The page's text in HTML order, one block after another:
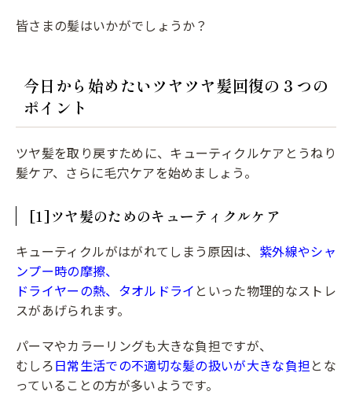
皆さまの髪はいかがでしょうか？
今日から始めたいツヤツヤ髪回復の３つの
ポイント
ツヤ髪を取り戻すために、キューティクルケアとうねり
髪ケア、さらに毛穴ケアを始めましょう。
[1]ツヤ髪のためのキューティクルケア
キューティクルがはがれてしまう原因は、 紫外線やシャ
ンプー時の摩擦、
ドライヤーの熱、タオルドライ といった物理的なストレ
スがあげられます。
パーマやカラーリングも大きな負担ですが、
むしろ日常生活での不適切な髪の扱いが大きな負担とな
っていることの方が多いようです。